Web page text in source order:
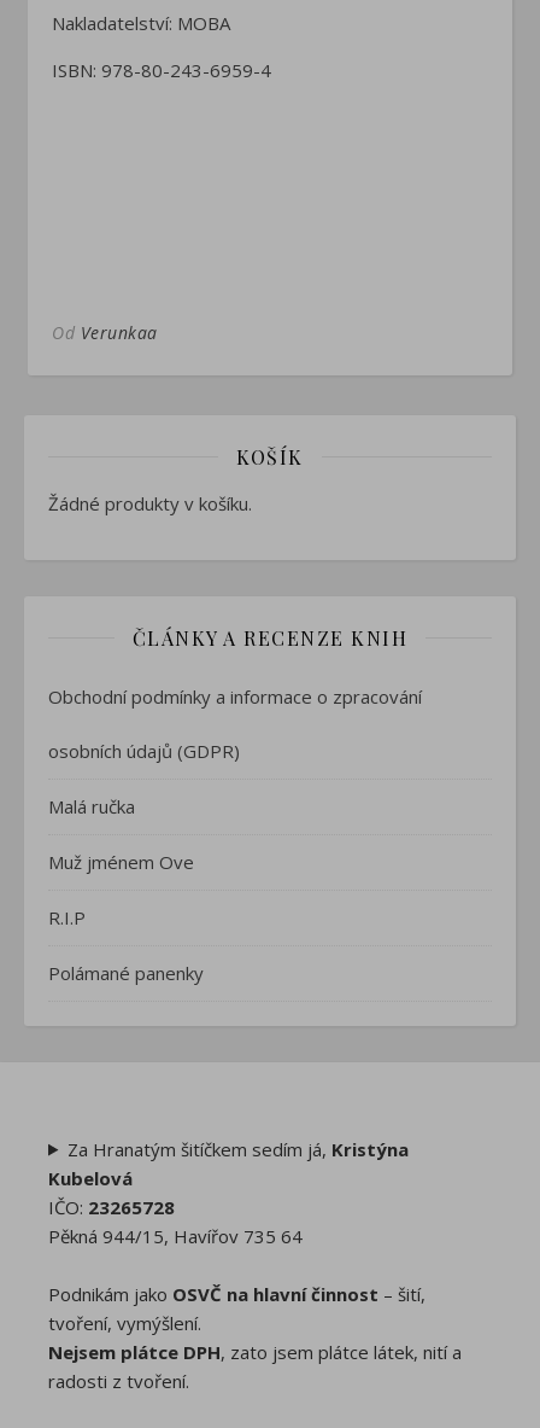
Nakladatelství: MOBA
ISBN: 978-80-243-6959-4
Od Verunkaa
KOŠÍK
Žádné produkty v košíku.
ČLÁNKY A RECENZE KNIH
Obchodní podmínky a informace o zpracování
osobních údajů (GDPR)
Malá ručka
Muž jménem Ove
R.I.P
Polámané panenky
Za Hranatým šitíčkem sedím já, Kristýna
Kubelová
IČO: 23265728
Pěkná 944/15, Havířov 735 64
Podnikám jako OSVČ na hlavní činnost – šití,
tvoření, vymýšlení.
Nejsem plátce DPH, zato jsem plátce látek, nití a
radosti z tvoření.